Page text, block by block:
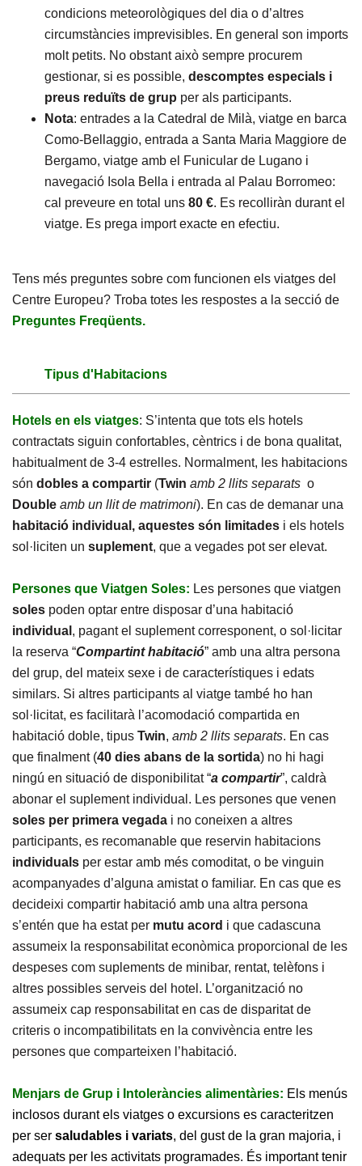
condicions meteorològiques del dia o d’altres
circumstàncies imprevisibles. En general son imports
molt petits. No obstant això sempre procurem
gestionar, si es possible, descomptes especials i
preus reduïts de grup per als participants.
Nota: entrades a la Catedral de Milà, viatge en barca
Como-Bellaggio, entrada a Santa Maria Maggiore de
Bergamo, viatge amb el Funicular de Lugano i
navegació Isola Bella i entrada al Palau Borromeo:
cal preveure en total uns 80 €. Es recolliràn durant el
viatge. Es prega import exacte en efectiu.
Tens més preguntes sobre com funcionen els viatges del
Centre Europeu? Troba totes les respostes a la secció de
Preguntes Freqüents.
Tipus d'Habitacions
Hotels en els viatges: S’intenta que tots els hotels
contractats siguin confortables, cèntrics i de bona qualitat,
habitualment de 3-4 estrelles. Normalment, les habitacions
són dobles a compartir (Twin amb 2 llits separats o
Double amb un llit de matrimoni). En cas de demanar una
habitació individual, aquestes són limitades i els hotels
sol·liciten un suplement, que a vegades pot ser elevat.
Persones que Viatgen Soles: Les persones que viatgen
soles poden optar entre disposar d’una habitació
individual , pagant el suplement corresponent, o sol·licitar
la reserva “Compartint habitació” amb una altra persona
del grup, del mateix sexe i de característiques i edats
similars. Si altres participants al viatge també ho han
sol·licitat, es facilitarà l’acomodació compartida en
habitació doble, tipus Twin, amb 2 llits separats. En cas
que finalment (40 dies abans de la sortida) no hi hagi
ningú en situació de disponibilitat “a compartir”, caldrà
abonar el suplement individual. Les persones que venen
soles per primera vegada i no coneixen a altres
participants, es recomanable que reservin habitacions
individuals per estar amb més comoditat, o be vinguin
acompanyades d’alguna amistat o familiar. En cas que es
decideixi compartir habitació amb una altra persona
s’entén que ha estat per mutu acord i que cadascuna
assumeix la responsabilitat econòmica proporcional de les
despeses com suplements de minibar, rentat, telèfons i
altres possibles serveis del hotel. L’organització no
assumeix cap responsabilitat en cas de disparitat de
criteris o incompatibilitats en la convivència entre les
persones que comparteixen l’habitació.
Menjars de Grup i Intoleràncies alimentàries: Els menús
inclosos durant els viatges o excursions es caracteritzen
per ser saludables i variats, del gust de la gran majoria, i
adequats per les activitats programades. És important tenir